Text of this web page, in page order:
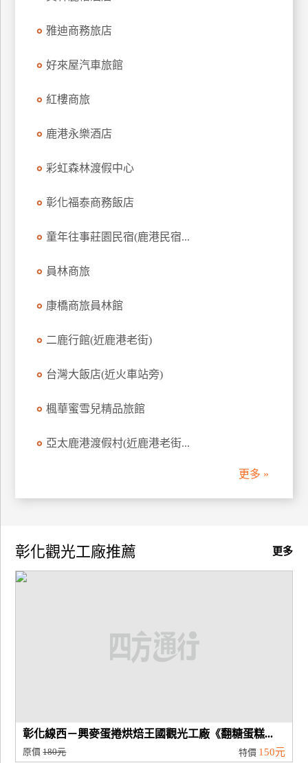
案
飯
合
旅
伴
雅迪商務旅店
好來屋汽車旅館
紅樓商旅
鹿港永樂酒店
彩虹森林渡假中心
彰化福泰商務飯店
童年往事莊園民宿(鹿港民宿...
員林商旅
康橋商旅員林館
二鹿行館(近鹿港老街)
台灣大飯店(近火車站旁)
楓華蜜雪兒精品旅館
亞太鹿港渡假村(近鹿港老街...
更多 »
更多
彰化觀光工廠推薦
彰化線西－興麥蛋捲烘焙王國觀光工廠《翻糖蛋糕...
原價180元 特價 150元